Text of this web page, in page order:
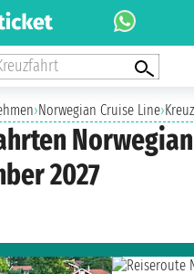
›Norwegian Cruise Line›
2027